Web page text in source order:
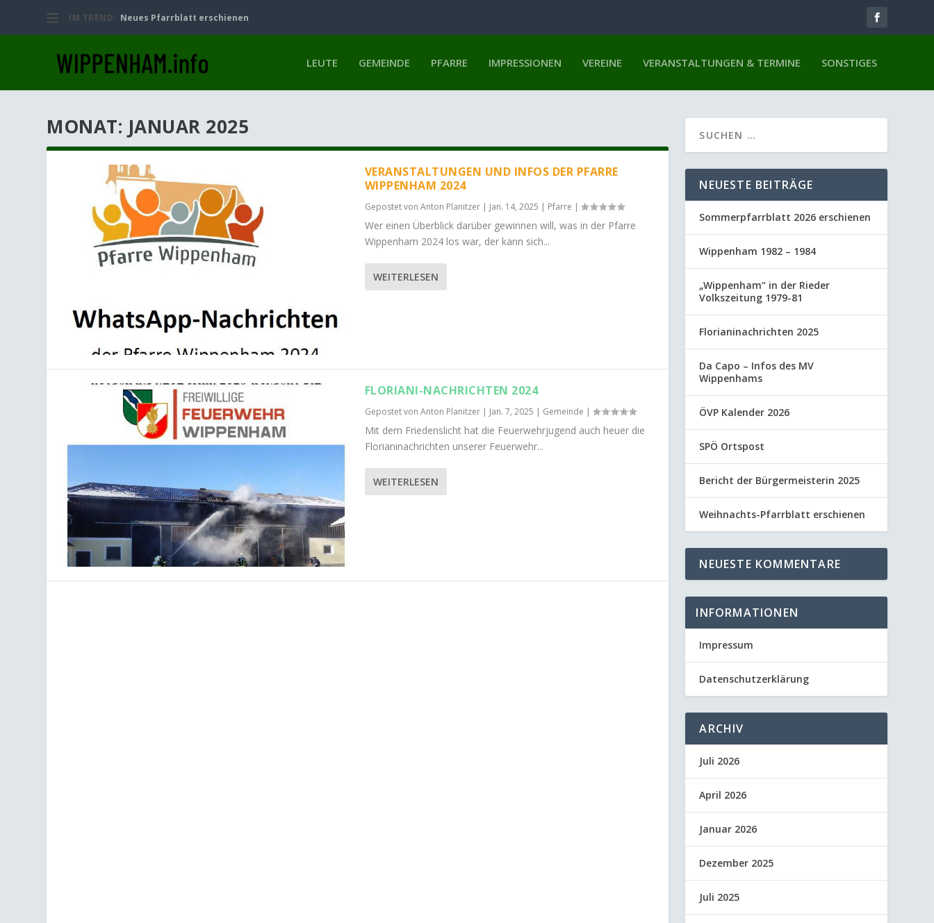
IM TREND: Neues Pfarrblatt erschienen
LEUTE GEMEINDE PFARRE IMPRESSIONEN VEREINE VERANSTALTUNGEN & TERMINE SONSTIGES
MONAT: JANUAR 2025
VERANSTALTUNGEN UND INFOS DER PFARRE
WIPPENHAM 2024
Gepostet von Anton Planitzer| Jan. 14, 2025 | Pfarre |
Wer einen Überblick darüber gewinnen will, was in der Pfarre
Wippenham 2024 los war, der kann sich...
WEITERLESEN
FLORIANI-NACHRICHTEN 2024
Gepostet von Anton Planitzer| Jan. 7, 2025 Gemeinde
Mit dem Friedenslicht hat die Feuerwehrjugend auch heuer die
Florianinachrichten unserer Feuerwehr...
WEITERLESEN
NEUESTE BEITRÄGE
Sommerpfarrblatt 2026 erschienen
Wippenham 1982 – 1984
„Wippenham“ in der Rieder
Volkszeitung 1979-81
Florianinachrichten 2025
Da Capo – Infos des MV
Wippenhams
ÖVP Kalender 2026
SPÖ Ortspost
Bericht der Bürgermeisterin 2025
Weihnachts-Pfarrblatt erschienen
NEUESTE KOMMENTARE
INFORMATIONEN
Impressum
Datenschutzerklärung
ARCHIV
Juli 2026
April 2026
Januar 2026
Dezember 2025
Juli 2025